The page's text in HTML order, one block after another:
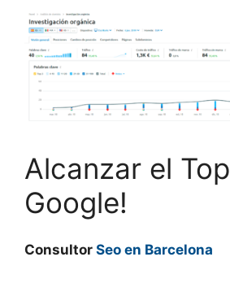
Alcanzar el
Google!
Consultor Seo en Barcelona